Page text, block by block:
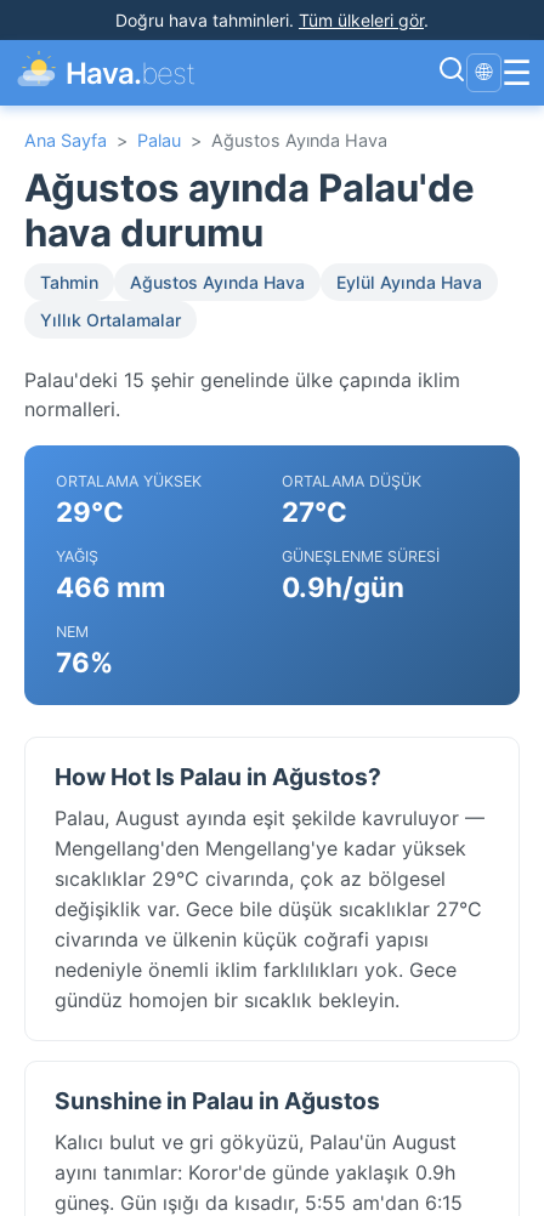
Doğru hava tahminleri. Tüm ülkeleri gör.
Hava.best 🌐 ☰
Ana Sayfa > Palau > Ağustos Ayında Hava
Ağustos ayında Palau'de
hava durumu
Tahmin Ağustos Ayında Hava
Eylül Ayında Hava
Yıllık Ortalamalar
Palau'deki 15 şehir genelinde ülke çapında iklim
normalleri.
ORTALAMA YÜKSEK
29°C
ORTALAMA DÜŞÜK
27°C
YAĞIŞ
466 mm
GÜNEŞLENME SÜRESI
0.9h/gün
NEM
76%
How Hot Is Palau in Ağustos?
Palau, August ayında eşit şekilde kavruluyor —
Mengellang'den Mengellang'ye kadar yüksek
sıcaklıklar 29°C civarında, çok az bölgesel
değişiklik var. Gece bile düşük sıcaklıklar 27°C
civarında ve ülkenin küçük coğrafi yapısı
nedeniyle önemli iklim farklılıkları yok. Gece
gündüz homojen bir sıcaklık bekleyin.
Sunshine in Palau in Ağustos
Kalıcı bulut ve gri gökyüzü, Palau'ün August
ayını tanımlar: Koror'de günde yaklaşık 0.9h
güneş. Gün ışığı da kısadır, 5:55 am'dan 6:15